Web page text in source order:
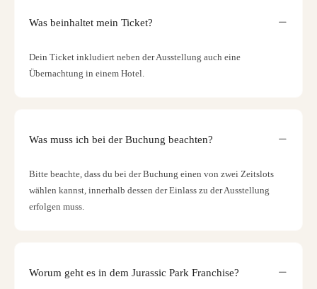
Was beinhaltet mein Ticket?
Dein Ticket inkludiert neben der Ausstellung auch eine
Übernachtung in einem Hotel.
Was muss ich bei der Buchung beachten?
Bitte beachte, dass du bei der Buchung einen von zwei Zeitslots
wählen kannst, innerhalb dessen der Einlass zu der Ausstellung
erfolgen muss.
Worum geht es in dem Jurassic Park Franchise?